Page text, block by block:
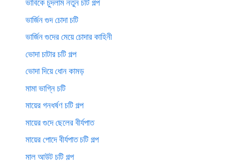
ভাবিকে চুদলাম নতুন চটি গল্প
ভার্জিন গুদ চোদা চটি
ভার্জিন গুদের মেয়ে চোদার কাহিনী
ভোদা চাটার চটি গল্প
ভোদা দিয়ে ধোন কামড়
মামা ভাগ্নি চটি
মায়ের গনধর্ষণ চটি গল্প
মায়ের গুদে ছেলের বীর্যপাত
মায়ের পোদে বীর্যপাত চটি গল্প
মাল আউট চটি গল্প